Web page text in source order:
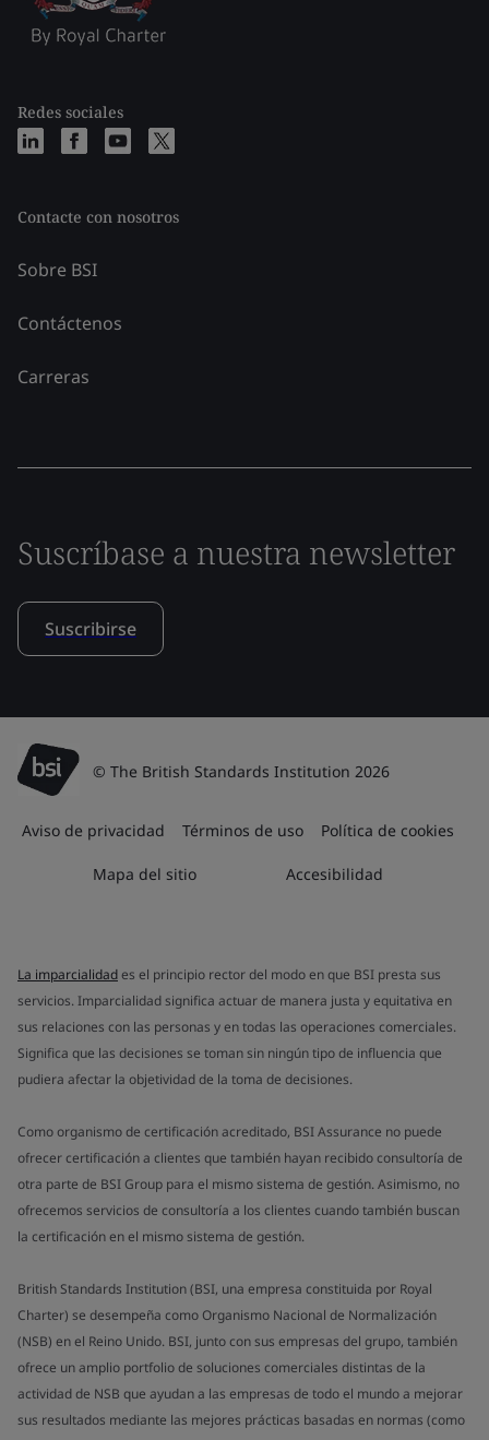
Redes sociales
Contacte con nosotros
Sobre BSI
Contáctenos
Carreras
Suscríbase a nuestra newsletter
Suscribirse
© The British Standards Institution 2026
Aviso de privacidad Términos de uso Política de cookies
Mapa del sitio Accesibilidad
La imparcialidades el principio rector del modo en que BSI presta sus
servicios. Imparcialidad significa actuar de manera justa y equitativa en
sus relaciones con las personas y en todas las operaciones comerciales.
Significa que las decisiones se toman sin ningún tipo de influencia que
pudiera afectar la objetividad de la toma de decisiones.
Como organismo de certificación acreditado, BSI Assurance no puede
ofrecer certificación a clientes que también hayan recibido consultoría de
otra parte de BSI Group para el mismo sistema de gestión. Asimismo, no
ofrecemos servicios de consultoría a los clientes cuando también buscan
la certificación en el mismo sistema de gestión.
British Standards Institution (BSI, una empresa constituida por Royal
Charter) se desempeña como Organismo Nacional de Normalización
(NSB) en el Reino Unido. BSI, junto con sus empresas del grupo, también
ofrece un amplio portfolio de soluciones comerciales distintas de la
actividad de NSB que ayudan a las empresas de todo el mundo a mejorar
sus resultados mediante las mejores prácticas basadas en normas (como